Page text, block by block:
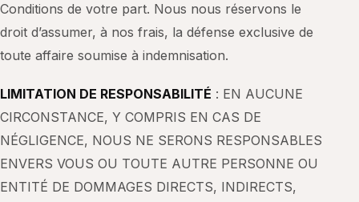
Conditions de votre part. Nous nous réservons le
droit d’assumer, à nos frais, la défense exclusive de
toute affaire soumise à indemnisation.
LIMITATION DE RESPONSABILITÉ : EN AUCUNE
CIRCONSTANCE, Y COMPRIS EN CAS DE
NÉGLIGENCE, NOUS NE SERONS RESPONSABLES
ENVERS VOUS OU TOUTE AUTRE PERSONNE OU
ENTITÉ DE DOMMAGES DIRECTS, INDIRECTS,